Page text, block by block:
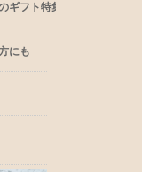
ギフト特集
にも